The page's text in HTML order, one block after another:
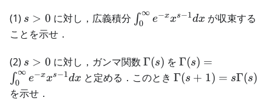
(1) s
>
s > 0 に対し，広義積分 \int_0^{\infty}e^{-
x}x^{s-1}dx
∫0
∞
e−xxs−1dx が収束する
ことを示せ．
(2) s
>
0
s > 0 に対し，ガンマ関数 \Gamma(s)
Γ(s) を \Gamma(s) =
\int_0^{\infty}
e^{-x}x^{s-
Γ(s) =
∫0
∞
e−xxs−1dx と定める．このとき \Gamma(s+1)
Γ(s + 1) = sΓ(s)
を示せ．